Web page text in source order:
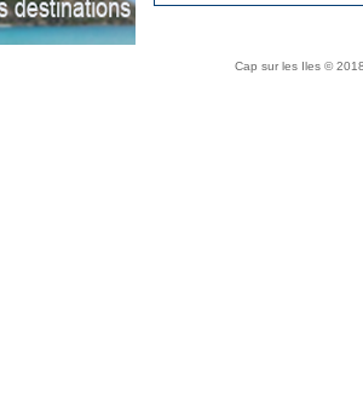
Cap sur les Iles ©